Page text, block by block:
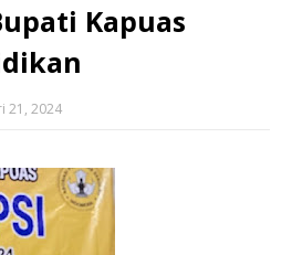
Kapuas
21, 2024